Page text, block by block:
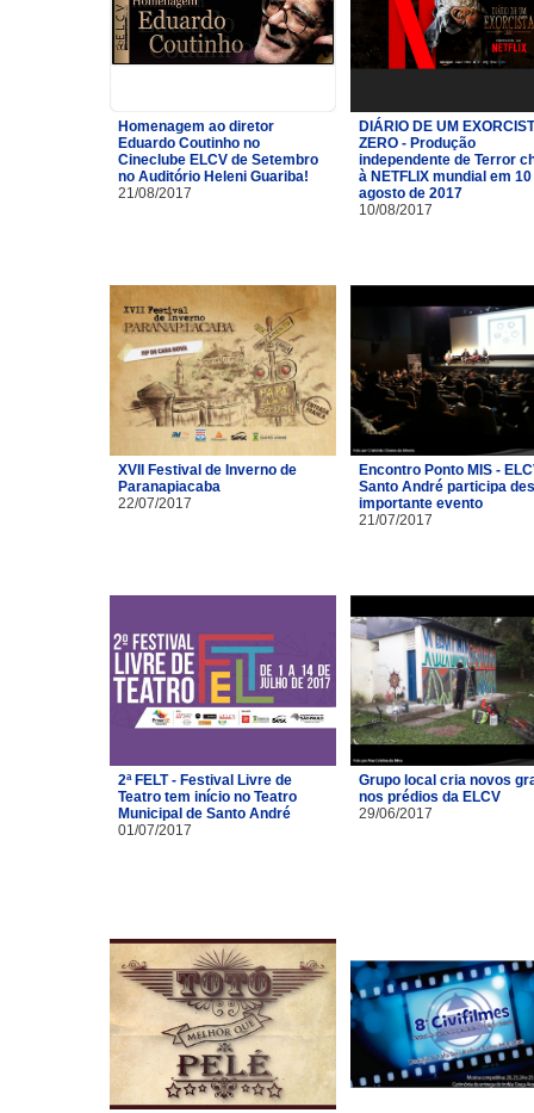
Homenagem ao diretor
Eduardo Coutinho no
Cineclube ELCV de Setembro
no Auditório Heleni Guariba!
21/08/2017
DIÁRIO DE UM
ZERO - Produção
independente de Terror
à NETFLIX mundial em
agosto de 2017
10/08/2017
XVII Festival de Inverno de
Paranapiacaba
22/07/2017
Encontro Ponto MIS -
Santo André participa
importante evento
21/07/2017
2ª FELT - Festival Livre de
Teatro tem início no Teatro
Municipal de Santo André
01/07/2017
Grupo local cria novos
nos prédios da ELCV
29/06/2017